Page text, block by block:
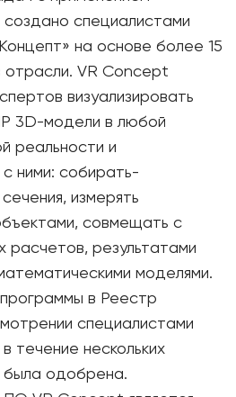
создано специалистами
на основе более 15
VR Concept
визуализировать
3D-модели в любой
реальности и
ними: собирать-
измерять
совмещать с
расчетов, результатами
моделями.
в Реестр
специалистами
течение нескольких
была одобрена.